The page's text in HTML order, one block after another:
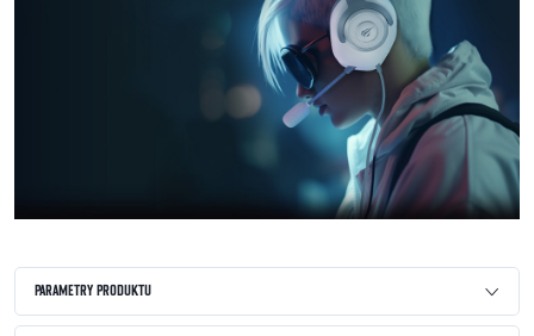
PARAMETRY PRODUKTU